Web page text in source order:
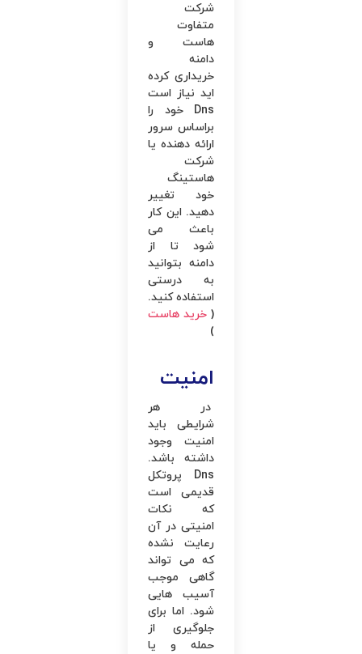
شرکت
متفاوت
هاست و
دامنه
خریداری کرده
اید نیاز است
Dns خود را
براساس سرور
ارائه دهنده یا
شرکت
هاستینگ
خود تغییر
دهید. این کار
باعث می
‌شود تا از
دامنه بتوانید
به‌ درستی
استفاده کنید.
( خرید هاست
)
امنیت
در هر
شرایطی باید
امنیت وجود
داشته باشد.
Dns پروتکل
قدیمی است
که نکات
امنیتی در آن
رعایت نشده
که می ‌تواند
گاهی موجب
آسیب ‌هایی
شود. اما برای
جلوگیری از
حمله و یا